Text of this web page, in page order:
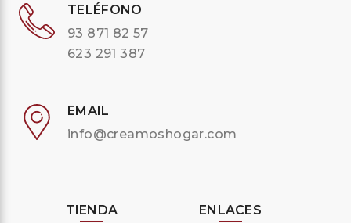
TELÉFONO
93 871 82 57
623 291 387
EMAIL
info@creamoshogar.com
TIENDA ENLACES